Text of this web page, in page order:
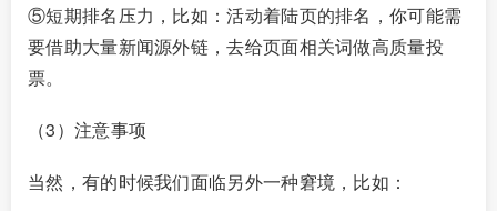
⑤短期排名压力，比如：活动着陆页的排名，你可能需
要借助大量新闻源外链，去给页面相关词做高质量投
票。
（3）注意事项
当然，有的时候我们面临另外一种窘境，比如：